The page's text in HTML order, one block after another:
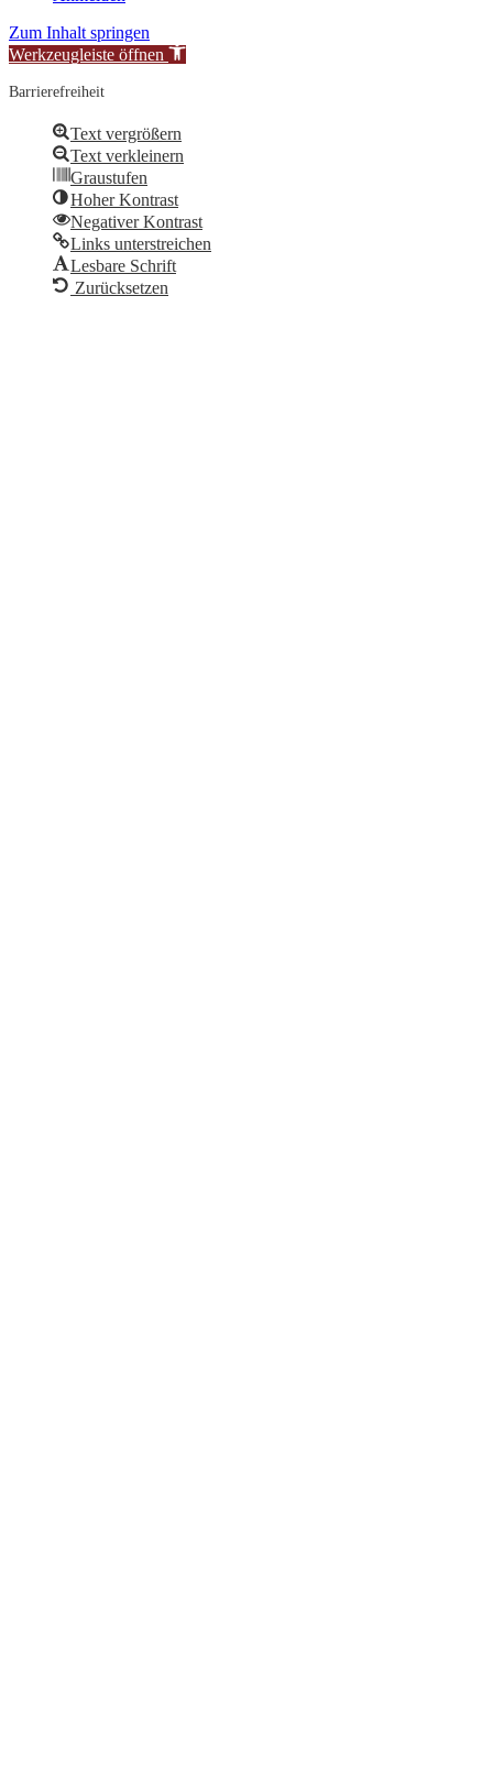
Zum Inhalt springen
Werkzeugleiste öffnen
Barrierefreiheit
Text vergrößern
Text verkleinern
Graustufen
Hoher Kontrast
Negativer Kontrast
Links unterstreichen
Lesbare Schrift
Zurücksetzen